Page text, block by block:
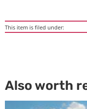
This item is filed under:
Also worth